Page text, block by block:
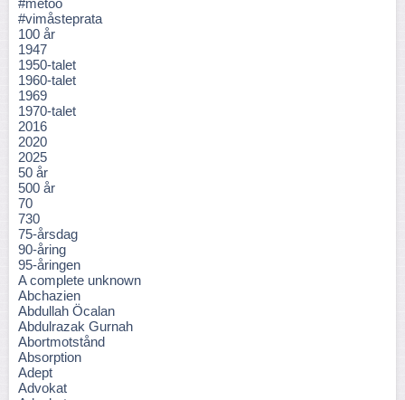
#metoo
#vimåsteprata
100 år
1947
1950-talet
1960-talet
1969
1970-talet
2016
2020
2025
50 år
500 år
70
730
75-årsdag
90-åring
95-åringen
A complete unknown
Abchazien
Abdullah Öcalan
Abdulrazak Gurnah
Abortmotstånd
Absorption
Adept
Advokat